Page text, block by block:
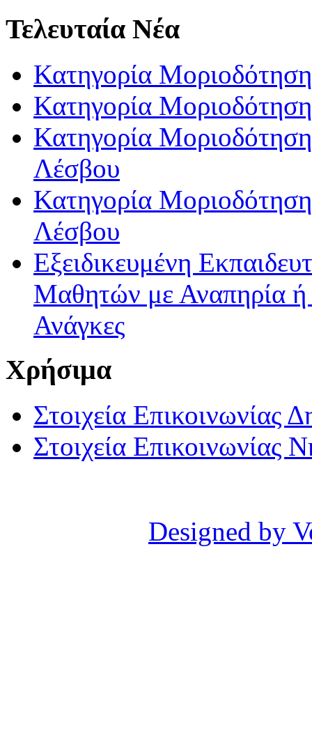
Τελευταία Νέα
Κατηγορία
Κατηγορία
Κατηγορία
Λέσβου
Κατηγορία
Λέσβου
Εξειδικευμένη
Μαθητών με Αναπηρία ή /
Ανάγκες
Χρήσιμα
Στοιχεία Επικοινωνίας
Στοιχεία Επικοινωνίας
Designed by